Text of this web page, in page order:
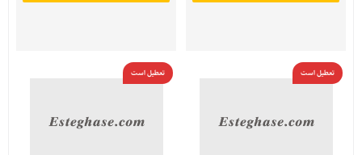
تعطیل است تعطیل است